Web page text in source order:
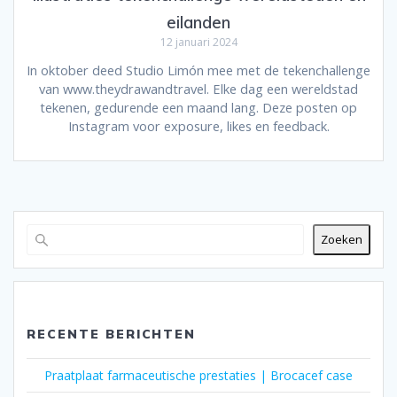
eilanden
12 januari 2024
In oktober deed Studio Limón mee met de tekenchallenge
van www.theydrawandtravel. Elke dag een wereldstad
tekenen, gedurende een maand lang. Deze posten op
Instagram voor exposure, likes en feedback.
Zoeken
RECENTE BERICHTEN
Praatplaat farmaceutische prestaties | Brocacef case